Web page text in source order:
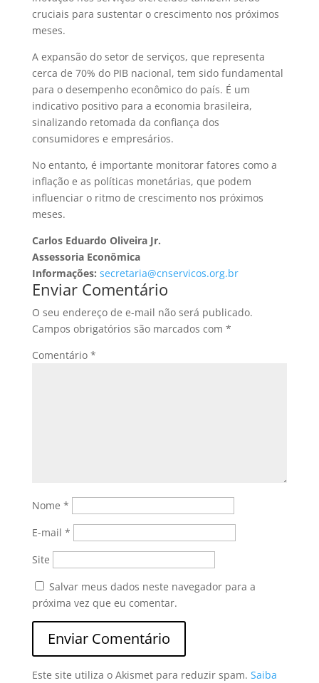
cruciais para sustentar o crescimento nos próximos
meses.
A expansão do setor de serviços, que representa
cerca de 70% do PIB nacional, tem sido fundamental
para o desempenho econômico do país. É um
indicativo positivo para a economia brasileira,
sinalizando retomada da confiança dos
consumidores e empresários.
No entanto, é importante monitorar fatores como a
inflação e as políticas monetárias, que podem
influenciar o ritmo de crescimento nos próximos
meses.
Carlos Eduardo Oliveira Jr.
Assessoria Econômica
Informações: secretaria@cnservicos.org.br
Enviar Comentário
O seu endereço de e-mail não será publicado.
Campos obrigatórios são marcados com *
Comentário *
Nome *
E-mail *
Site
Salvar meus dados neste navegador para a
próxima vez que eu comentar.
Este site utiliza o Akismet para reduzir spam. Saiba